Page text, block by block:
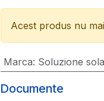
Acest produs nu
Marca: Soluzione
Documente